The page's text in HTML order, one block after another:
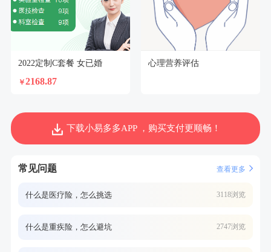
2022定制C套餐 女已婚
￥2168.87
心理营养评估
下载小易多多APP ，购买支付更顺畅！
常见问题 查看更多
什么是医疗险，怎么挑选 3118浏览
什么是重疾险，怎么避坑 2747浏览